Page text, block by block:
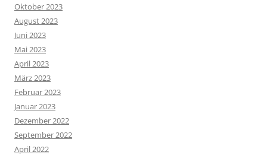
Oktober 2023
August 2023
Juni 2023
Mai 2023
April 2023
März 2023
Februar 2023
Januar 2023
Dezember 2022
September 2022
April 2022